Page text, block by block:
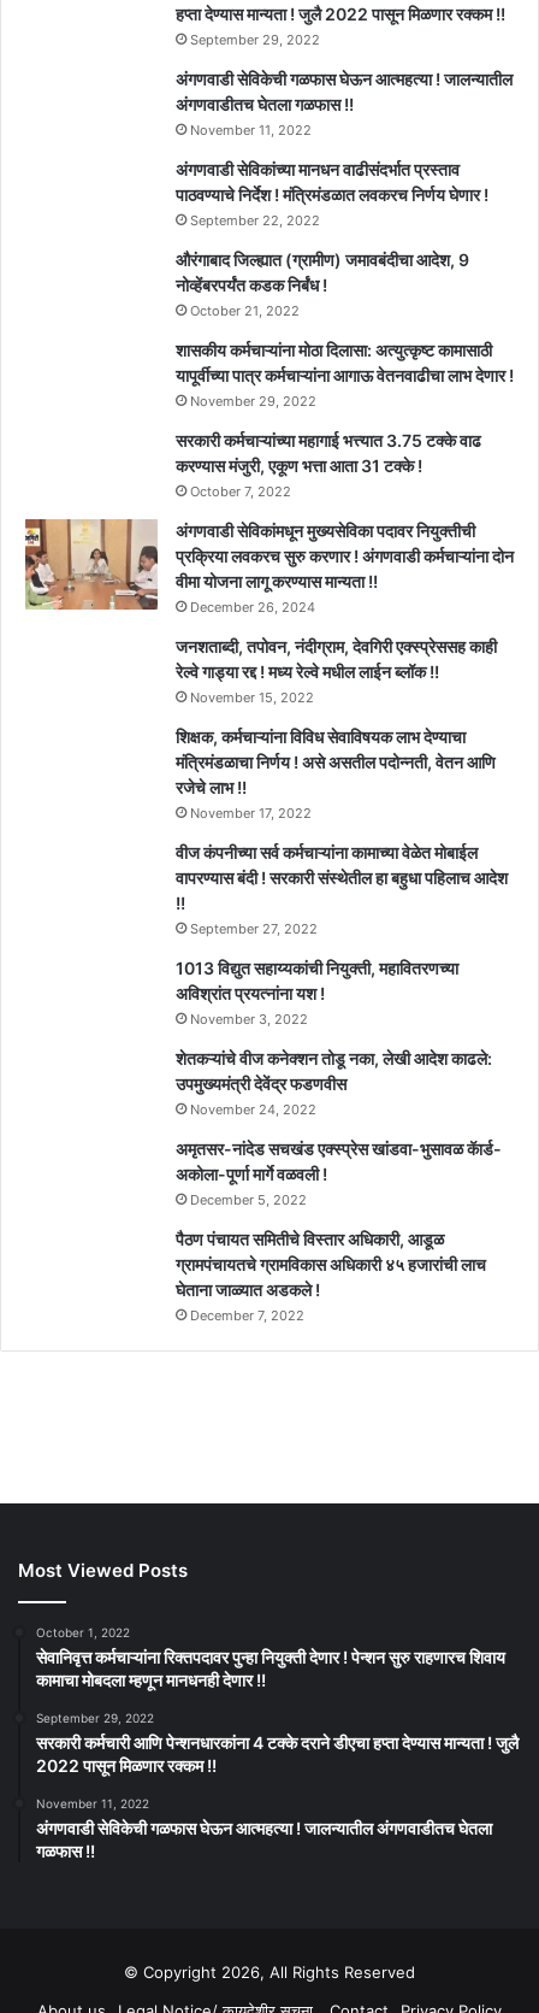
हप्ता देण्यास मान्यता ! जुलै 2022 पासून मिळणार रक्कम !!
September 29, 2022
अंगणवाडी सेविकेची गळफास घेऊन आत्महत्या ! जालन्यातील
अंगणवाडीतच घेतला गळफास !!
November 11, 2022
अंगणवाडी सेविकांच्या मानधन वाढीसंदर्भात प्रस्ताव
पाठवण्याचे निर्देश ! मंत्रिमंडळात लवकरच निर्णय घेणार !
September 22, 2022
औरंगाबाद जिल्ह्यात (ग्रामीण) जमावबंदीचा आदेश, 9
नोव्हेंबरपर्यंत कडक निर्बंध !
October 21, 2022
शासकीय कर्मचाऱ्यांना मोठा दिलासा: अत्युत्कृष्ट कामासाठी
यापूर्वीच्या पात्र कर्मचाऱ्यांना आगाऊ वेतनवाढीचा लाभ देणार !
November 29, 2022
सरकारी कर्मचाऱ्यांच्या महागाई भत्त्यात 3.75 टक्के वाढ
करण्यास मंजुरी, एकूण भत्ता आता 31 टक्के !
October 7, 2022
अंगणवाडी सेविकांमधून मुख्यसेविका पदावर नियुक्तीची
प्रक्रिया लवकरच सुरु करणार ! अंगणवाडी कर्मचाऱ्यांना दोन
वीमा योजना लागू करण्यास मान्यता !!
December 26, 2024
जनशताब्दी, तपोवन, नंदीग्राम, देवगिरी एक्स्प्रेससह काही
रेल्वे गाड्या रद्द ! मध्य रेल्वे मधील लाईन ब्लॉक !!
November 15, 2022
शिक्षक, कर्मचाऱ्यांना विविध सेवाविषयक लाभ देण्याचा
मंत्रिमंडळाचा निर्णय ! असे असतील पदोन्नती, वेतन आणि
रजेचे लाभ !!
November 17, 2022
वीज कंपनीच्या सर्व कर्मचाऱ्यांना कामाच्या वेळेत मोबाईल
वापरण्यास बंदी ! सरकारी संस्थेतील हा बहुधा पहिलाच आदेश
!!
September 27, 2022
1013 विद्युत सहाय्यकांची नियुक्ती, महावितरणच्या
अविश्रांत प्रयत्नांना यश !
November 3, 2022
शेतकऱ्यांचे वीज कनेक्शन तोडू नका, लेखी आदेश काढले:
उपमुख्यमंत्री देवेंद्र फडणवीस
November 24, 2022
अमृतसर-नांदेड सचखंड एक्स्प्रेस खांडवा-भुसावळ कॅार्ड-
अकोला-पूर्णा मार्गे वळवली !
December 5, 2022
पैठण पंचायत समितीचे विस्तार अधिकारी, आडूळ
ग्रामपंचायतचे ग्रामविकास अधिकारी ४५ हजारांची लाच
घेताना जाळ्यात अडकले !
December 7, 2022
Most Viewed Posts
October 1, 2022
सेवानिवृत्त कर्मचाऱ्यांना रिक्तपदावर पुन्हा नियुक्ती देणार ! पेन्शन सुरु राहणारच शिवाय
कामाचा मोबदला म्हणून मानधनही देणार !!
September 29, 2022
सरकारी कर्मचारी आणि पेन्शनधारकांना 4 टक्के दराने डीएचा हप्ता देण्यास मान्यता ! जुलै
2022 पासून मिळणार रक्कम !!
November 11, 2022
अंगणवाडी सेविकेची गळफास घेऊन आत्महत्या ! जालन्यातील अंगणवाडीतच घेतला
गळफास !!
© Copyright 2026, All Rights Reserved